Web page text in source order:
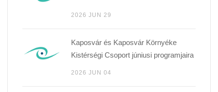
2026 JUN 29
Kaposvár és Kaposvár Környéke
Kistérségi Csoport júniusi programjaira
2026 JUN 04